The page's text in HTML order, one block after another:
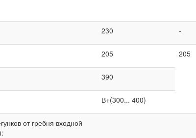
230 -
205 205
390
В+(300... 400)
от гребня входной